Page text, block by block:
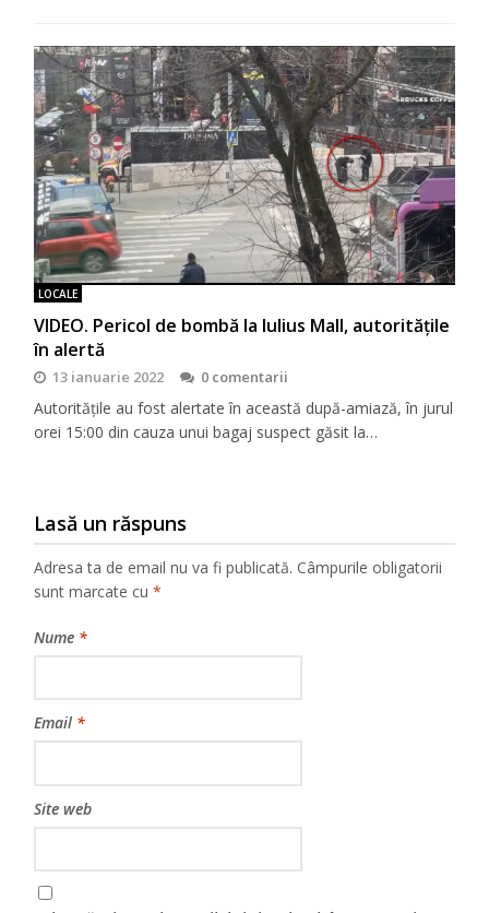
LOCALE
VIDEO. Pericol de bombă la Iulius Mall, autoritățile
în alertă
13 ianuarie 2022 0 comentarii
Autoritățile au fost alertate în această după-amiază, în jurul
orei 15:00 din cauza unui bagaj suspect găsit la…
Lasă un răspuns
Adresa ta de email nu va fi publicată. Câmpurile obligatorii
sunt marcate cu*
Nume *
Email *
Site web